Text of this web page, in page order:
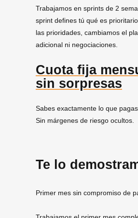
Trabajamos en sprints de 2
sprint defines tú qué es
las prioridades, cambiamos el
adicional ni negociaciones.
Cuota fija
sin sorpresas
Sabes exactamente lo que
Sin márgenes de riesgo ocultos.
Te lo
Primer mes sin compromiso de